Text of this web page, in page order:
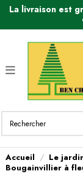
La livraison est
Accueil Le